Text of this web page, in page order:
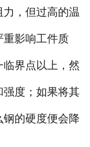
，但过高的温
重影响工件质
界点以上，然
强度；如果将其
的硬度便会降